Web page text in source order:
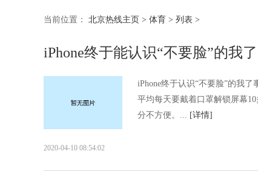
当前位置： 北京热线主页 > 体育 > 列表 >
iPhone终于能认识“不要脸”的我了
iPhone终于认识“不要脸”的我
平均每天要戴着口罩解锁屏幕
分不方便。... [详情]
2020-04-10 08:54:02